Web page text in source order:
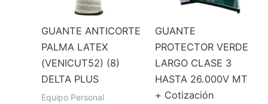
GUANTE ANTICORTE
PALMA LATEX
(VENICUT52) (8)
DELTA PLUS
Equipo Personal
GUANTE
PROTECTOR VERDE
LARGO CLASE 3
HASTA 26.000V MT
+ Cotización